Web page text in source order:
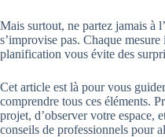
Mais surtout, ne partez jamais à
s’improvise pas. Chaque
planification vous évite des
Cet article est là pour vous
comprendre tous ces éléments.
projet, d’observer votre espace,
conseils de professionnels pour